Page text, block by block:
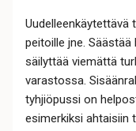
Uudelleenkäytettävä
peitoille jne.
säilyttää viemättä
varastossa.
tyhjiöpussi on
esimerkiksi ahtaisiin